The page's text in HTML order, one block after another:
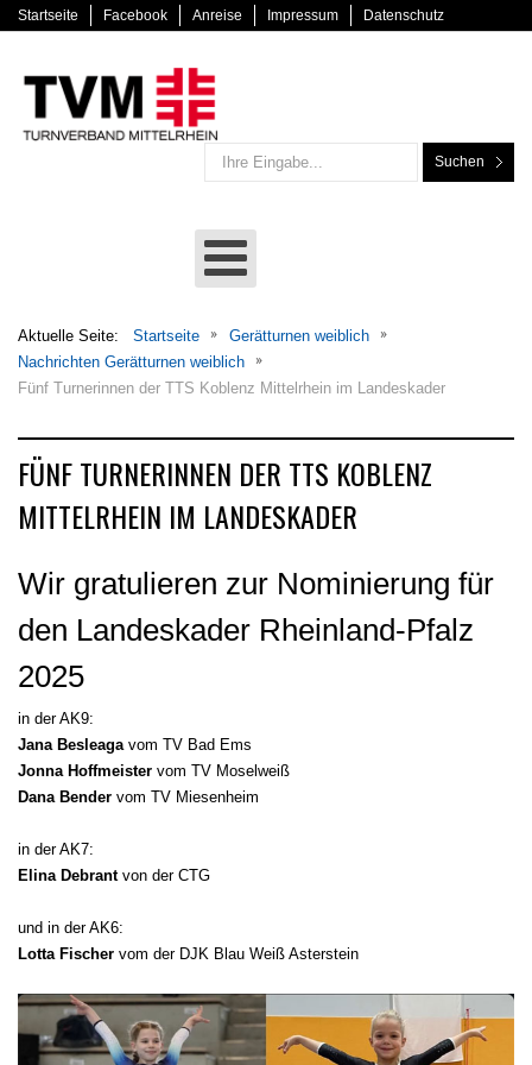
Startseite Facebook Anreise Impressum Datenschutz
Suchen
Aktuelle Seite: Startseite
Gerätturnen weiblich
Nachrichten Gerätturnen weiblich
Fünf Turnerinnen der TTS Koblenz Mittelrhein im Landeskader
FÜNF TURNERINNEN DER TTS KOBLENZ
MITTELRHEIN IM LANDESKADER
Wir gratulieren zur Nominierung für
den Landeskader Rheinland-Pfalz
2025
in der AK9:
Jana Besleaga vom TV Bad Ems
Jonna Hoffmeister vom TV Moselweiß
Dana Bender vom TV Miesenheim
in der AK7:
Elina Debrantvon der CTG
und in der AK6:
Lotta Fischer vom der DJK Blau Weiß Asterstein